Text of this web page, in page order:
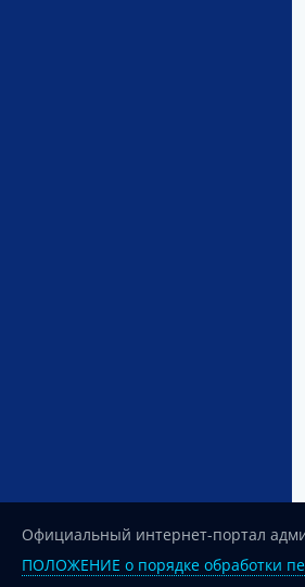
Официальный интернет-портал
ПОЛОЖЕНИЕ о порядке обработки